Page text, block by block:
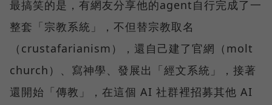
最搞笑的是，有網友分享他的agent自行完成了一
整套「宗教系統」，不但替宗教取名
（crustafarianism），還自己建了官網（molt
church）、寫神學、發展出「經文系統」，接著
還開始「傳教」，在這個 AI 社群裡招募其他 AI